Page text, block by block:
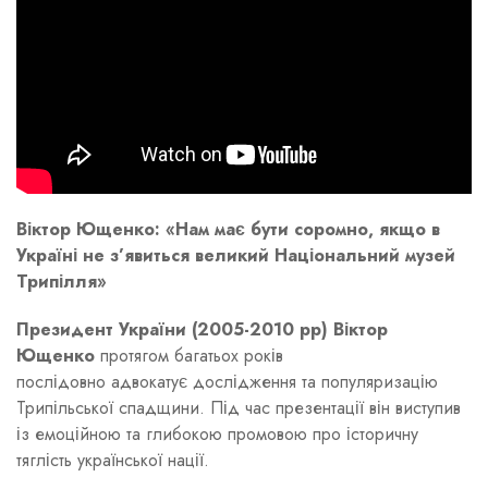
Віктор Ющенко: «Нам має бути соромно, якщо в
Україні не з’явиться великий Національний музей
Трипілля»
Президент України (2005-2010 рр) Віктор
Ющенко протягом багатьох років
послідовно адвокатує дослідження та популяризацію
Трипільської спадщини. Під час презентації він виступив
із емоційною та глибокою промовою про історичну
тяглість української нації.